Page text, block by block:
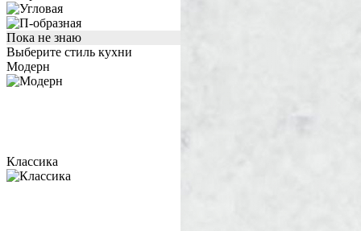
Пока не знаю
Выберите стиль кухни
Модерн
Классика